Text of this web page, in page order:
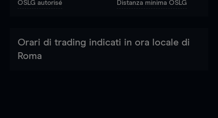
OSLG autorisé Distanza minima OSLG
Orari di trading indicati in ora locale di
Roma